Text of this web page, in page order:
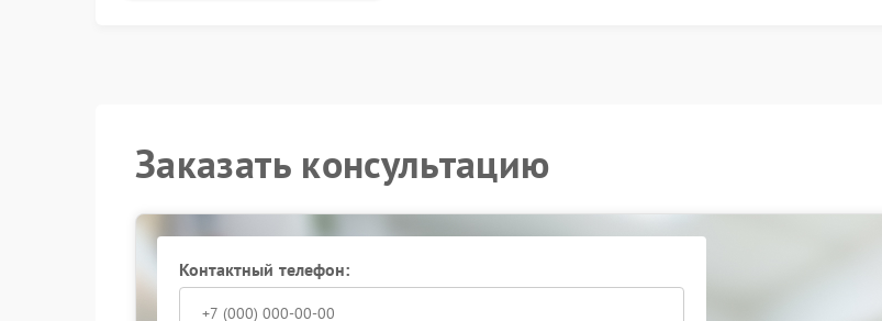
Заказать консультацию
Контактный телефон: